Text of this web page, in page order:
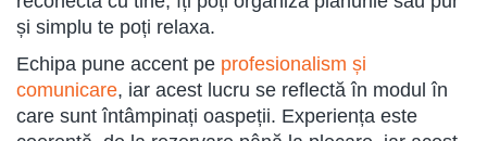
și simplu te poți relaxa.
Echipa pune accent pe profesionalism și
comunicare, iar acest lucru se reflectă în modul în
care sunt întâmpinați oaspeții. Experiența este